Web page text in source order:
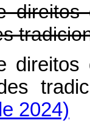
2024)